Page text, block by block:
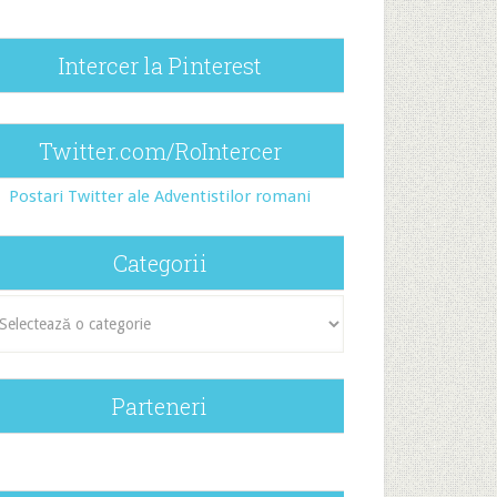
Intercer la Pinterest
Twitter.com/RoIntercer
Postari Twitter ale Adventistilor romani
Categorii
Parteneri